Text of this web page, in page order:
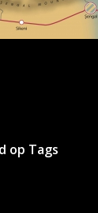
op Tags